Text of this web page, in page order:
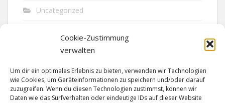
Cookie-Zustimmung
verwalten
Um dir ein optimales Erlebnis zu bieten, verwenden wir Technologien
wie Cookies, um Geräteinformationen zu speichern und/oder darauf
zuzugreifen. Wenn du diesen Technologien zustimmst, können wir
Daten wie das Surfverhalten oder eindeutige IDs auf dieser Website
Uncategorized
Vandalismus
Verkehr
Verkehrsunfall